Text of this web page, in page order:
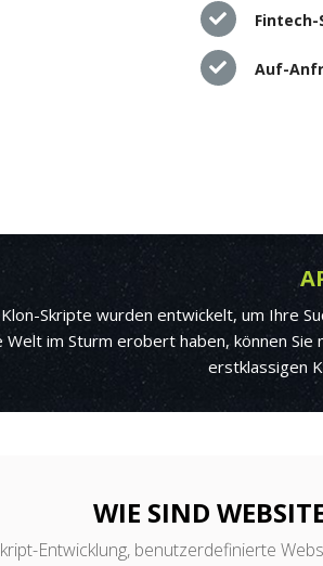
Auf-
Skripte wurden entwickelt, um Ihre
Welt im Sturm erobert haben, können
erstklassigen
WIE SIND
Entwicklung, benutzerdefinierte